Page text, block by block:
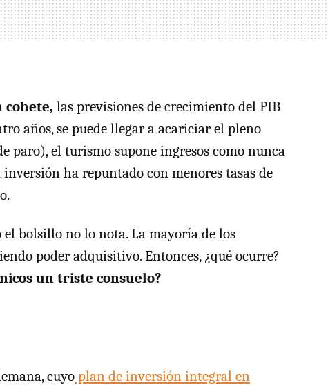
cohete, las previsiones de crecimiento del PIB
años, se puede llegar a acariciar el pleno
paro), el turismo supone ingresos como nunca
ha repuntado con menores tasas de
el bolsillo no lo nota. La mayoría de los
poder adquisitivo. Entonces, ¿qué ocurre?
un triste consuelo?
cuyo plan de inversión integral en